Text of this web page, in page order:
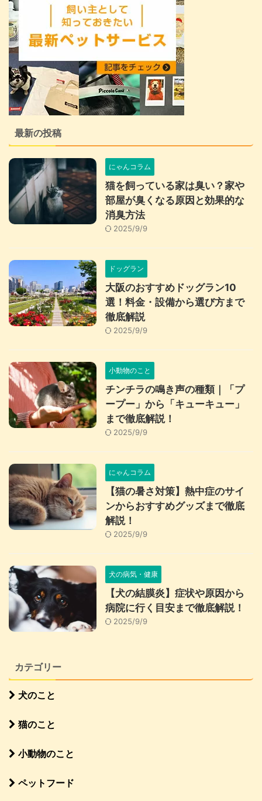
最新の投稿
にゃんコラム
猫を飼っている家は臭い？家や
部屋が臭くなる原因と効果的な
消臭方法
2025/9/9
ドッグラン
大阪のおすすめドッグラン10
選！料金・設備から選び方まで
徹底解説
2025/9/9
小動物のこと
チンチラの鳴き声の種類｜「プ
ープー」から「キューキュー」
まで徹底解説！
2025/9/9
にゃんコラム
【猫の暑さ対策】熱中症のサイ
ンからおすすめグッズまで徹底
解説！
2025/9/9
犬の病気・健康
【犬の結膜炎】症状や原因から
病院に行く目安まで徹底解説！
2025/9/9
カテゴリー
犬のこと
猫のこと
小動物のこと
ペットフード